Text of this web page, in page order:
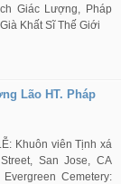
Giác Lượng, Pháp
Khất Sĩ Thế Giới
Lão HT. Pháp
Khuôn viên Tịnh xá
San Jose, CA
Cemetery: